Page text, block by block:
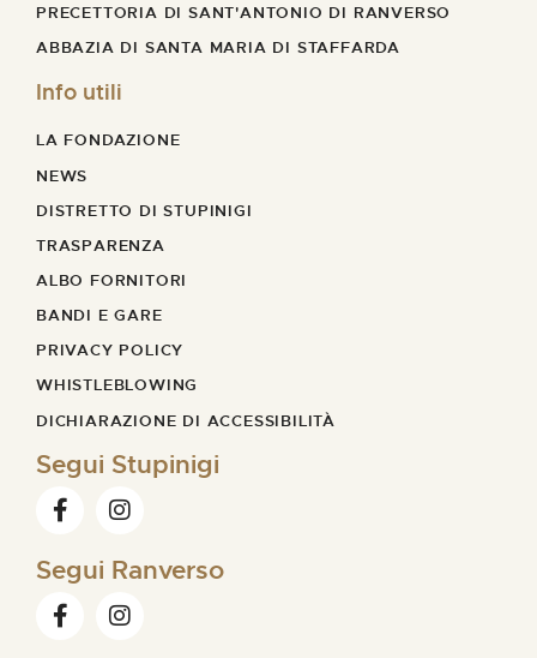
PRECETTORIA DI SANT'ANTONIO DI RANVERSO
ABBAZIA DI SANTA MARIA DI STAFFARDA
Info utili
LA FONDAZIONE
NEWS
DISTRETTO DI STUPINIGI
TRASPARENZA
ALBO FORNITORI
BANDI E GARE
PRIVACY POLICY
WHISTLEBLOWING
DICHIARAZIONE DI ACCESSIBILITÀ
Segui Stupinigi
Segui Ranverso